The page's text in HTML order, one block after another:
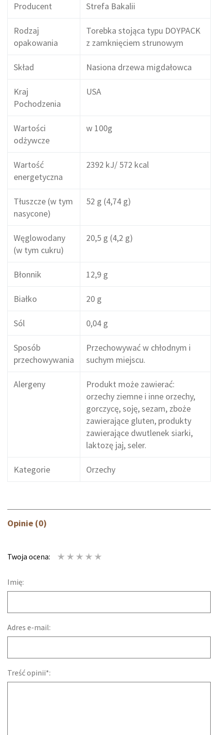
Producent Strefa Bakalii
Rodzaj
opakowania
Torebka stojąca typu DOYPACK
z zamknięciem strunowym
Skład Nasiona drzewa migdałowca
Kraj
Pochodzenia
USA
Wartości
odżywcze
w 100g
Wartość
energetyczna
2392 kJ/ 572 kcal
Tłuszcze (w tym
nasycone)
52 g (4,74 g)
Węglowodany
(w tym cukru)
20,5 g (4,2 g)
Błonnik 12,9 g
Białko 20 g
Sól 0,04 g
Sposób
przechowywania
Przechowywać w chłodnym i
suchym miejscu.
Alergeny
Produkt może zawierać:
orzechy ziemne i inne orzechy,
gorczycę, soję, sezam, zboże
zawierające gluten, produkty
zawierające dwutlenek siarki,
laktozę jaj, seler.
Kategorie Orzechy
Opinie (0)
Twoja ocena:
Imię:
Adres e-mail:
Treść opinii*: